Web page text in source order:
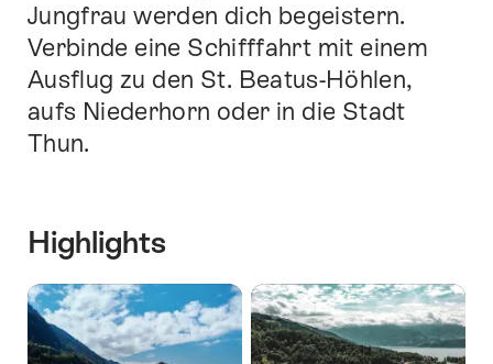
führen.
Jungfrau werden dich begeistern.
Verbinde eine Schifffahrt mit einem
Ausflug zu den St. Beatus-Höhlen,
aufs Niederhorn oder in die Stadt
Thun.
Highlights